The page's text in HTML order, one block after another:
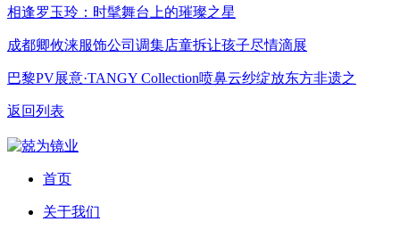
相逢罗玉玲：时髦舞台上的璀璨之星
成都卿攸涞服饰公司调集店童拆让孩子尽情滴展
巴黎PV展意·TANGY Collection喷鼻云纱绽放东方非遗之
返回列表
首页
关于我们